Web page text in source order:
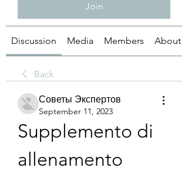
Join
Discussion Media Members About
Back
Советы Экспертов
September 11, 2023
Supplemento di
allenamento